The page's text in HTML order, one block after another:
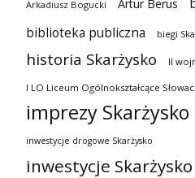
Arkadiusz Bogucki Artur Berus
biblioteka publiczna
biegi
historia Skarżysko II
I LO Liceum Ogólnokształcące
imprezy Skarżysko
inwestycje drogowe Skarżysko
inwestycje Skarżysko